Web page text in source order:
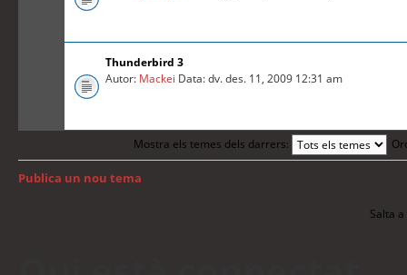
Thunderbird 3
Autor: Mackei Data: dv. des. 11, 2009 12:31 am
Mostra els temes dels darrers:
Publica un nou tema
Salta a